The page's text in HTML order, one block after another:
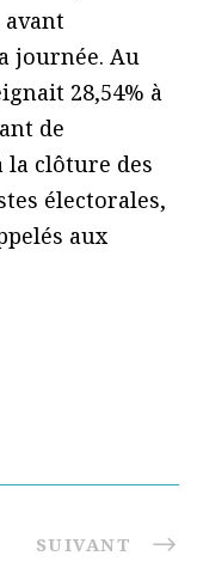
avant
journée. Au
28,54% à
de
la clôture des
électorales,
aux
SUIVANT